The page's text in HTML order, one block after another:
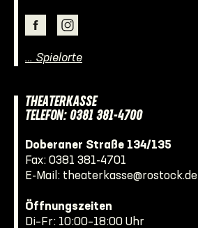
… Spielorte
THEATERKASSE
TELEFON: 0381 381-4700
Doberaner Straße 134/135
Fax: 0381 381-4701
E-Mail: theaterkasse@rostock.de
Öffnungszeiten
Di–Fr: 10:00–18:00 Uhr